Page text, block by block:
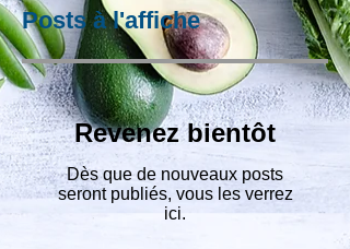
Posts à l'affiche
Revenez bientôt
Dès que de nouveaux posts
seront publiés, vous les verrez
ici.